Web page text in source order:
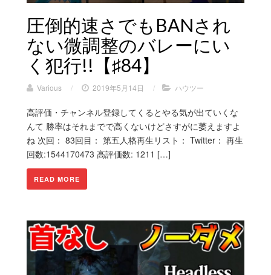
圧倒的速さでもBANされ
ない微調整のバレーにい
く犯行!!【♯84】
Various / 2019年5月14日 / ハウツー
高評価・チャンネル登録してくるとやる気が出ていくな
んて 勝率はそれまでで高くないけどさすがに萎えますよ
ね 次回： 83回目： 第五人格再生リスト： Twitter： 再生
回数:1544170473 高評価数: 1211 […]
READ MORE